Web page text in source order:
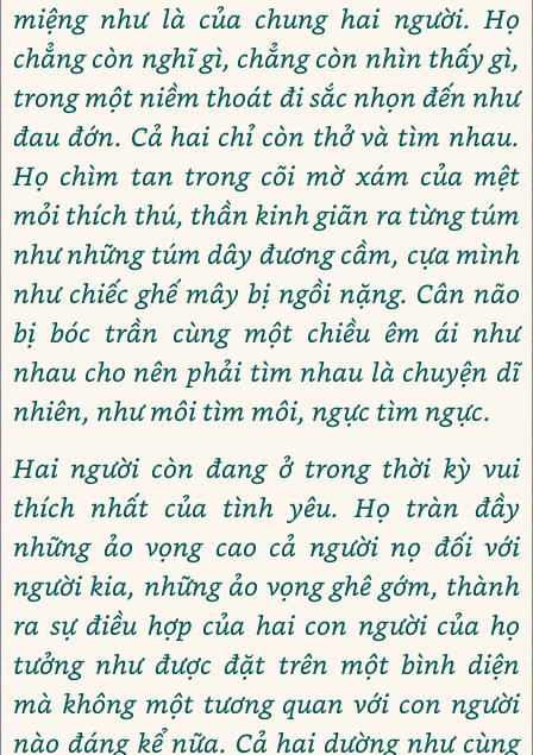
miệng như là của chung hai người. Họ
chẳng còn nghĩ gì, chẳng còn nhìn thấy gì,
trong một niềm thoát đi sắc nhọn đến như
đau đớn. Cả hai chỉ còn thở và tìm nhau.
Họ chìm tan trong cõi mờ xám của mệt
mỏi thích thú, thần kinh giãn ra từng túm
như những túm dây đương cầm, cựa mình
như chiếc ghế mây bị ngồi nặng. Cân não
bị bóc trần cùng một chiều êm ái như
nhau cho nên phải tìm nhau là chuyện dĩ
nhiên, như môi tìm môi, ngực tìm ngực.
Hai người còn đang ở trong thời kỳ vui
thích nhất của tình yêu. Họ tràn đầy
những ảo vọng cao cả người nọ đối với
người kia, những ảo vọng ghê gớm, thành
ra sự điều hợp của hai con người của họ
tưởng như được đặt trên một bình diện
mà không một tương quan với con người
nào đáng kể nữa. Cả hai dường như cùng